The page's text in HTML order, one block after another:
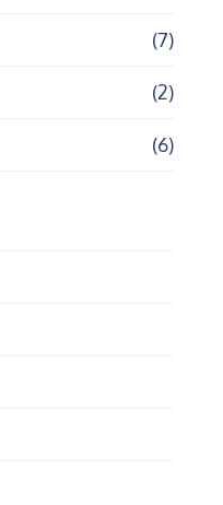
(7)
(2)
(6)